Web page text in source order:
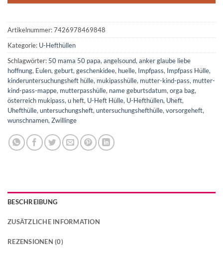
Artikelnummer:7426978469848
Kategorie: U-Hefthüllen
Schlagwörter: 50 mama 50 papa, angelsound, anker glaube liebe
hoffnung, Eulen, geburt, geschenkidee, huelle, Impfpass, Impfpass Hülle,
kinderuntersuchungsheft hülle, mukipasshülle, mutter-kind-pass, mutter-
kind-pass-mappe, mutterpasshülle, name geburtsdatum, orga bag,
österreich mukipass, u heft, U-Heft Hülle, U-Hefthüllen, Uheft,
Uhefthülle, untersuchungsheft, untersuchungshefthülle, vorsorgeheft,
wunschnamen, Zwillinge
BESCHREIBUNG
ZUSÄTZLICHE INFORMATION
REZENSIONEN (0)